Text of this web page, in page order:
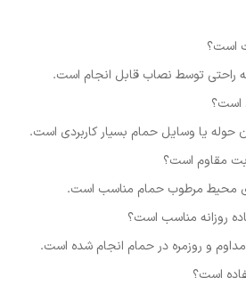
است؟
راحتی توسط نصاب قابل انجام است.
است؟
حوله یا وسایل حمام بسیار کاربردی است.
مقاوم است؟
محیط مرطوب حمام مناسب است.
روزانه مناسب است؟
مداوم و روزمره در حمام انجام شده است.
است؟